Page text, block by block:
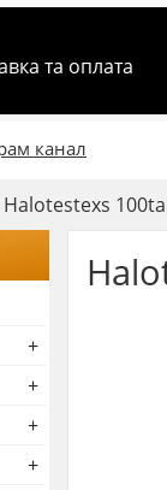
та оплата
канал
Halotestexs